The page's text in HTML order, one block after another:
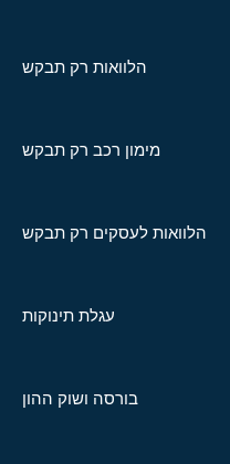
הלוואות רק תבקש
מימון רכב רק תבקש
הלוואות לעסקים רק תבקש
עגלת תינוקות
בורסה ושוק ההון